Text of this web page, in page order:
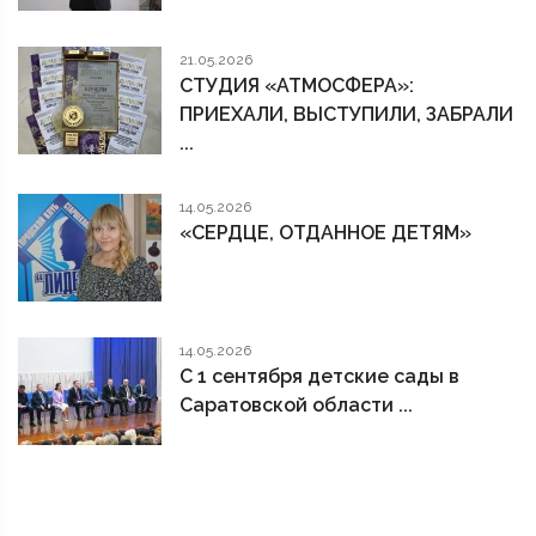
21.05.2026
СТУДИЯ «АТМОСФЕРА»:
ПРИЕХАЛИ, ВЫСТУПИЛИ, ЗАБРАЛИ
...
14.05.2026
«СЕРДЦЕ, ОТДАННОЕ ДЕТЯМ»
14.05.2026
С 1 сентября детские сады в
Саратовской области ...